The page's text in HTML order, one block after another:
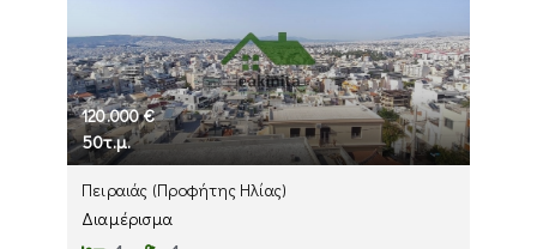
120.000 €
50τ.μ.
Πειραιάς (Προφήτης Ηλίας)
Διαμέρισμα